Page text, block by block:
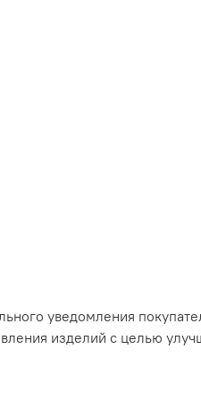
уведомления
изделий с целью